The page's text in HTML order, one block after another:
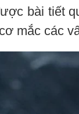
bài tiết
mắc các